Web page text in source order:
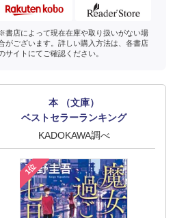
書店によって現在在庫や取り扱いがない場
がございます。詳しい購入方法は、各書店
サイトにてご確認ください。
本 （文庫）
ベストセラーランキング
KADOKAWA調べ
1位